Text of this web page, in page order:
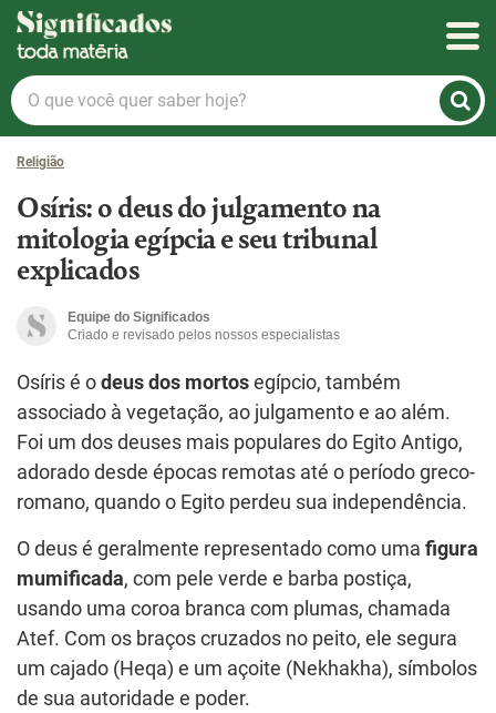
Significados
O
que
você
quer
saber
hoje?
Religião
Osíris: o deus do julgamento na
mitologia egípcia e seu tribunal
explicados
Equipe do Significados
Criado e revisado pelos nossos especialistas
Osíris é o deus dos mortos egípcio, também
associado à vegetação, ao julgamento e ao além.
Foi um dos deuses mais populares do Egito Antigo,
adorado desde épocas remotas até o período greco-
romano, quando o Egito perdeu sua independência.
O deus é geralmente representado como uma figura
mumificada, com pele verde e barba postiça,
usando uma coroa branca com plumas, chamada
Atef. Com os braços cruzados no peito, ele segura
um cajado (Heqa) e um açoite (Nekhakha), símbolos
de sua autoridade e poder.